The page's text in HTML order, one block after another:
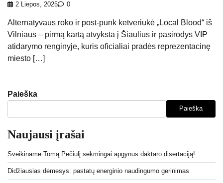
2 Liepos, 2025 0
Alternatyvaus roko ir post-punk ketveriukė „Local Blood“ iš
Vilniaus – pirmą kartą atvyksta į Šiaulius ir pasirodys VIP
atidarymo renginyje, kuris oficialiai pradės reprezentacinę
miesto […]
Paieška
Paieška
Naujausi įrašai
Sveikiname Tomą Pečiulį sėkmingai apgynus daktaro disertaciją!
Didžiausias dėmesys: pastatų energinio naudingumo gerinimas